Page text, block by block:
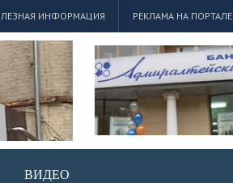
ИНФОРМАЦИЯ РЕКЛАМА НА ПОРТАЛЕ
ВИДЕО